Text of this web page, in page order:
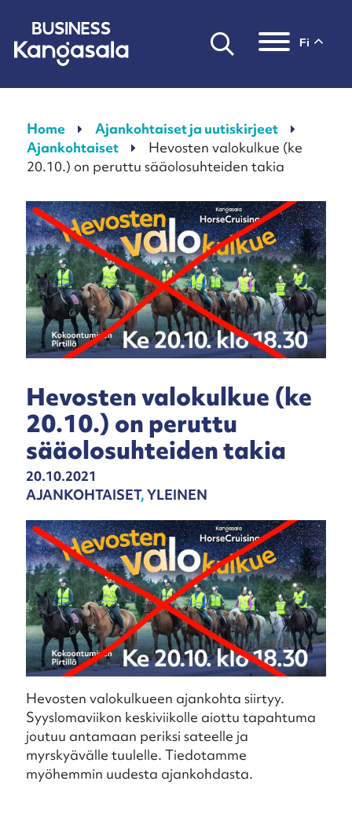
Home
Ajankohtaiset ja uutiskirjeet
Ajankohtaiset
Hevosten valokulkue (ke
20.10.) on peruttu sääolosuhteiden takia
Hevosten valokulkue (ke
20.10.) on peruttu
sääolosuhteiden takia
20.10.2021
AJANKOHTAISET,YLEINEN
Hevosten valokulkueen ajankohta siirtyy.
Syyslomaviikon keskiviikolle aiottu tapahtuma
joutuu antamaan periksi sateelle ja
myrskyävälle tuulelle. Tiedotamme
myöhemmin uudesta ajankohdasta.
fi